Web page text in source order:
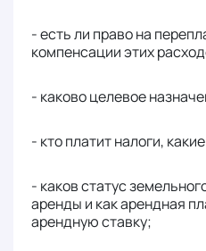
- есть ли право на
компенсации этих
- каково целевое
- кто платит налоги,
- каков статус
аренды и как арендная
арендную ставку;